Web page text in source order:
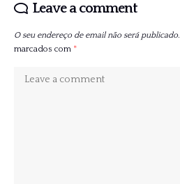
Leave a comment
O seu endereço de email não será publicado.
marcados com *